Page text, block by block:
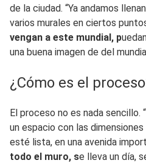
de la ciudad. “Ya andamos
varios murales en ciertos
vengan a este mundial, p
una buena imagen de del
¿Cómo es el
El proceso no es nada sencillo.
un espacio con las
esté lista, en una avenida
todo el muro, se lleva un día,